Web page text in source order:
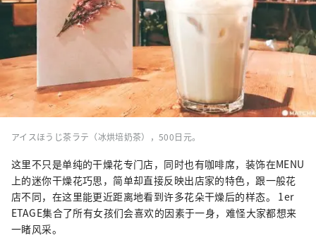
アイスほうじ茶ラテ（冰烘培奶茶），500日元。
这里不只是单纯的干燥花专门店，同时也有咖啡席，装饰在MENU
上的迷你干燥花巧思，简单却直接反映出店家的特色，跟一般花
店不同，在这里能更近距离地看到许多花朵干燥后的样态。 1er
ETAGE集合了所有女孩们会喜欢的因素于一身，难怪大家都想来
一睹风采。